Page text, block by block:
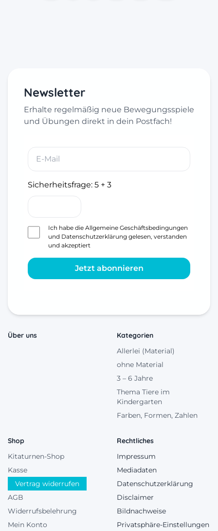
Newsletter
Erhalte regelmäßig neue Bewegungsspiele
und Übungen direkt in dein Postfach!
Sicherheitsfrage: 5 + 3
Ich habe die Allgemeine Geschäftsbedingungen
und Datenschutzerklärung gelesen, verstanden
und akzeptiert
Jetzt abonnieren
Über uns
Kategorien
Allerlei (Material)
ohne Material
3 – 6 Jahre
Thema Tiere im
Kindergarten
Farben, Formen, Zahlen
Shop
Kitaturnen-Shop
Kasse
Vertrag widerrufen
AGB
Widerrufsbelehrung
Mein Konto
Rechtliches
Impressum
Mediadaten
Datenschutzerklärung
Disclaimer
Bildnachweise
Privatsphäre-Einstellungen